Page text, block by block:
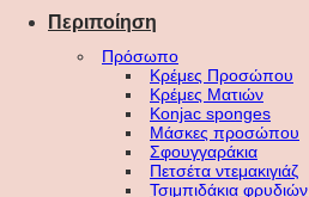
Περιποίηση
Πρόσωπο
Κρέμες Προσώπου
Κρέμες Ματιών
Konjac sponges
Μάσκες προσώπου
Σφουγγαράκια
Πετσέτα ντεμακιγιάζ
Τσιμπιδάκια φρυδιών